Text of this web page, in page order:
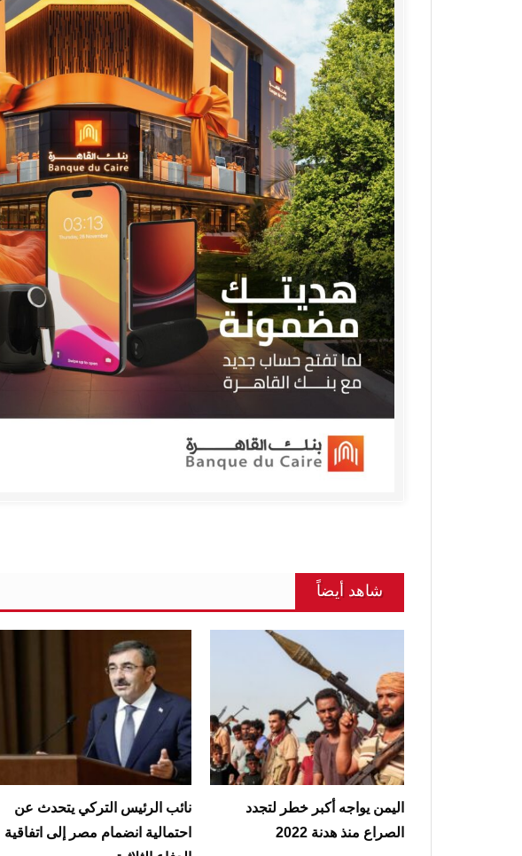
شاهد أيضاً
اليمن يواجه أكبر خطر لتجدد
الصراع منذ هدنة 2022
نائب الرئيس التركي يتحدث عن
احتمالية انضمام مصر إلى اتفاقية